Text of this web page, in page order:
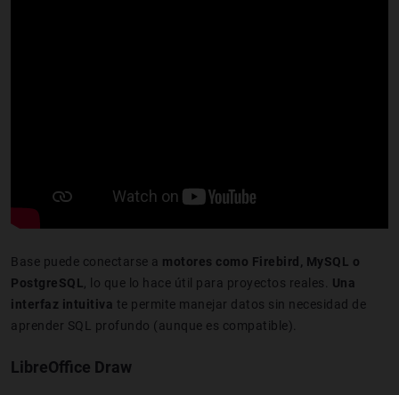
Base puede conectarse a motores como Firebird, MySQL o
PostgreSQL
, lo que lo hace útil para proyectos reales. Una
interfaz intuitiva te permite manejar datos sin necesidad de
aprender SQL profundo (aunque es compatible).
LibreOffice Draw